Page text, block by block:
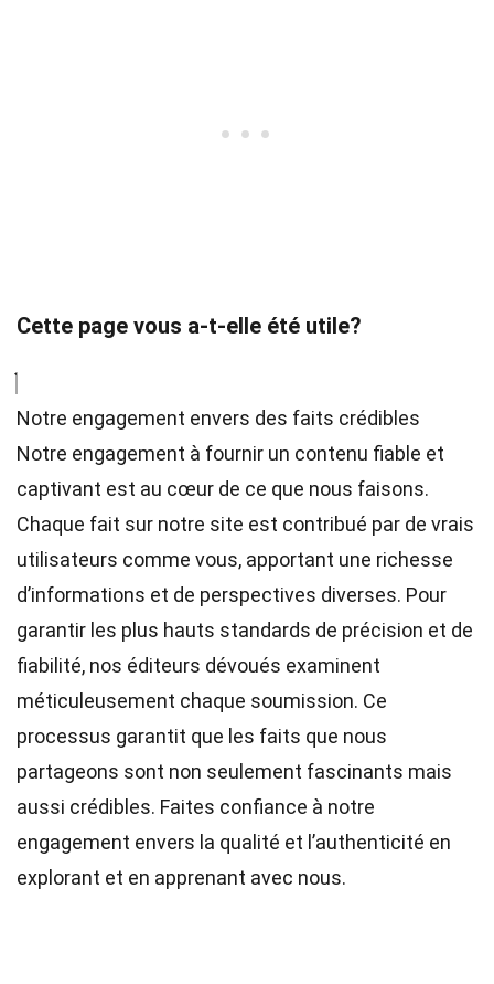
Cette page vous a-t-elle été utile?
Notre engagement envers des faits crédibles
Notre engagement à fournir un contenu fiable et
captivant est au cœur de ce que nous faisons.
Chaque fait sur notre site est contribué par de vrais
utilisateurs comme vous, apportant une richesse
d’informations et de perspectives diverses. Pour
garantir les plus hauts standards de précision et de
fiabilité, nos éditeurs dévoués examinent
méticuleusement chaque soumission. Ce
processus garantit que les faits que nous
partageons sont non seulement fascinants mais
aussi crédibles. Faites confiance à notre
engagement envers la qualité et l’authenticité en
explorant et en apprenant avec nous.